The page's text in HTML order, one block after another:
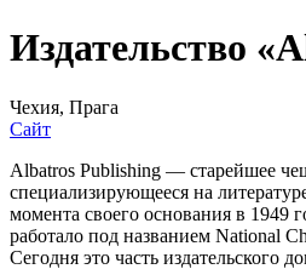
Издательство
Чехия, Прага
Сайт
Albatros Publishing — старейшее
специализирующееся на
момента своего основания в 1949
работало под названием National
Сегодня это часть издательского